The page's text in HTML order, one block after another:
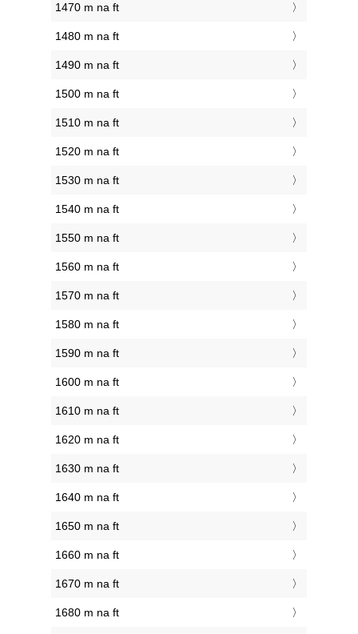
1470 m na ft
1480 m na ft
1490 m na ft
1500 m na ft
1510 m na ft
1520 m na ft
1530 m na ft
1540 m na ft
1550 m na ft
1560 m na ft
1570 m na ft
1580 m na ft
1590 m na ft
1600 m na ft
1610 m na ft
1620 m na ft
1630 m na ft
1640 m na ft
1650 m na ft
1660 m na ft
1670 m na ft
1680 m na ft